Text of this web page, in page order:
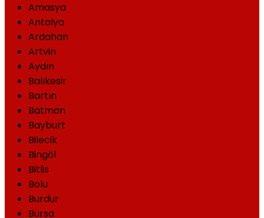
Amasya
Antalya
Ardahan
Artvin
Aydın
Balıkesir
Bartın
Batman
Bayburt
Bilecik
Bingöl
Bitlis
Bolu
Burdur
Bursa